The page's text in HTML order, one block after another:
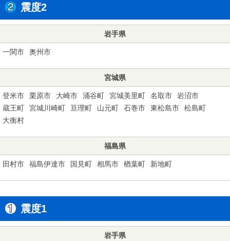
震度2
岩手県
一関市 奥州市
宮城県
登米市 栗原市 大崎市 涌谷町 宮城美里町 名取市
岩沼市
蔵王町
宮城川崎町 亘理町 山元町 石巻市 東松島市
松島町
大衡村
福島県
田村市 福島伊達市 国見町 相馬市 楢葉町 新地町
震度1
岩手県